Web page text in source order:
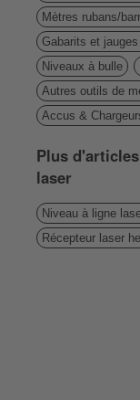
Mètres rubans/
Gabarits et
Niveaux à bulle
Autres outils de
Accus &
Plus
laser
Niveau à ligne
Récepteur laser